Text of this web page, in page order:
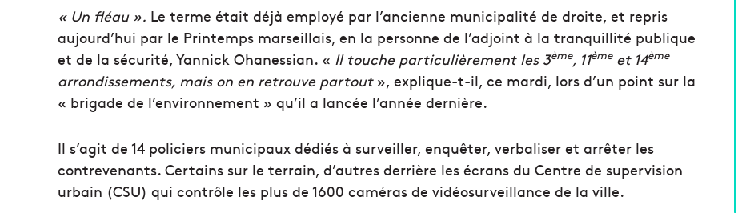
« Un fléau ». Le terme était déjà employé par l’ancienne municipalité de droite, et repris
aujourd’hui par le Printemps marseillais, en la personne de l’adjoint à la tranquillité publique
et de la sécurité, Yannick Ohanessian. « Il touche particulièrement les 3ème, 11èmeet 14ème
arrondissements, mais on en retrouve partout», explique-t-il, ce mardi, lors d’un point sur la
« brigade de l’environnement » qu’il a lancée l’année dernière.
Il s’agit de 14 policiers municipaux dédiés à surveiller, enquêter, verbaliser et arrêter les
contrevenants. Certains sur le terrain, d’autres derrière les écrans du Centre de supervision
urbain (CSU) qui contrôle les plus de 1600 caméras de vidéosurveillance de la ville.